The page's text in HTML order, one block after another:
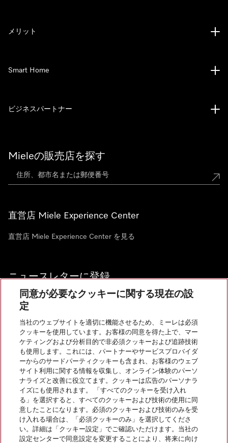
Mieleの販売店を探す
直営店 Miele Experience Center
直営店 Miele Experience Center を見る
ニュースレターに登録
お問い合わせ
メリット
Smart Home
ビジネスパートナー
会社概要
InstagramのMiele
YoutubeのMiele
同意が必要なクッキーに関する現在の設
定
当社のウェブサイトを適切に機能させるため、ミーレは必須
クッキーを使用しています。お客様の同意を得た上で、マー
ケティングおよび分析目的で非必須クッキーおよび追跡技術
も使用します。これには、パートナーやサービスプロバイダ
ーからのサードパーティクッキーも含まれ、お客様のウェブ
サイト利用に関する情報を収集し、オンライン体験のパーソ
ナライズと改善に役立てます。クッキーは広告のパーソナラ
イズにも使用されます。 「すべてのクッキーを受け入れ
る」を選択すると、すべてのクッキーおよび技術の使用に同
意したことになります。必須のクッキーおよび技術のみを受
け入れる場合は、「必須クッキーのみ」を選択してくださ
い。詳細は「クッキー設定」でご確認いただけます。当社の
設定センターで同意設定を変更することにより、将来に向け